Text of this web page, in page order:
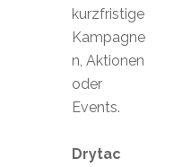
kurzfristige
Kampagne
n, Aktionen
oder
Events.
Drytac